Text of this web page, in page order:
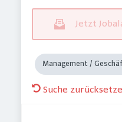
Jetzt
Management /
Suche